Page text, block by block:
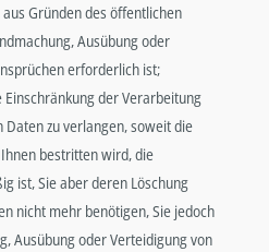
Gründen des öffentlichen
Ausübung oder
erforderlich ist;
Einschränkung der Verarbeitung
zu verlangen, soweit die
bestritten wird, die
ist, Sie aber deren Löschung
nicht mehr benötigen, Sie jedoch
Ausübung oder Verteidigung von